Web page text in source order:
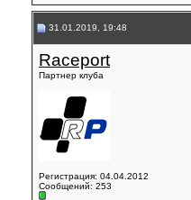
31.01.2019, 19:48
Raceport
Партнер клуба
Регистрация: 04.04.2012
Сообщений: 253